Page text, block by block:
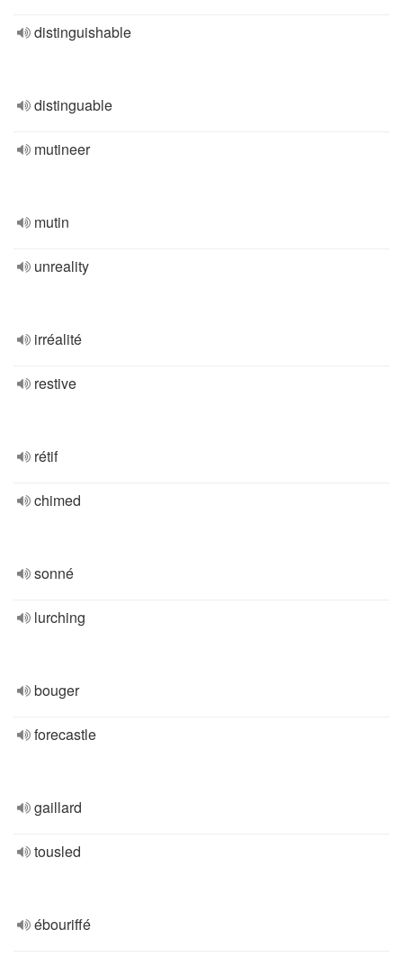
distinguishable
distinguable
mutineer
mutin
unreality
irréalité
restive
rétif
chimed
sonné
lurching
bouger
forecastle
gaillard
tousled
ébouriffé